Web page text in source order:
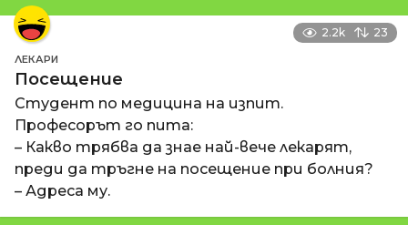
2.2k 23
ЛЕКАРИ
Посещение
Студент по медицина на изпит.
Професорът го пита:
– Какво трябва да знае най-вече лекарят,
преди да тръгне на посещение при болния?
– Адреса му.